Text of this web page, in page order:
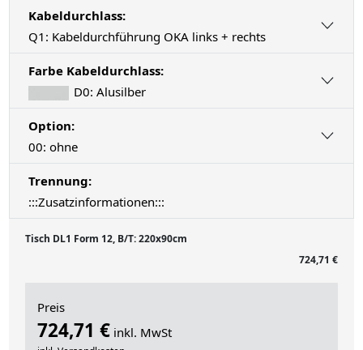
Kabeldurchlass:
Q1: Kabeldurchführung OKA links + rechts
Farbe Kabeldurchlass:
D0: Alusilber
Option:
00: ohne
Trennung:
:::Zusatzinformationen:::
Tisch DL1 Form 12, B/T: 220x90cm
724,71 €
Preis
724,71 € inkl. MwSt